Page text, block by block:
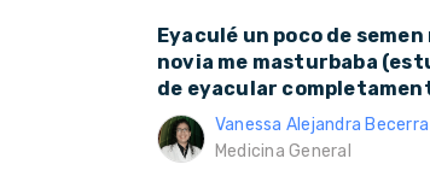
Eyaculé un poco de
novia me masturbaba
de eyacular
Vanessa Alejandra
Medicina General